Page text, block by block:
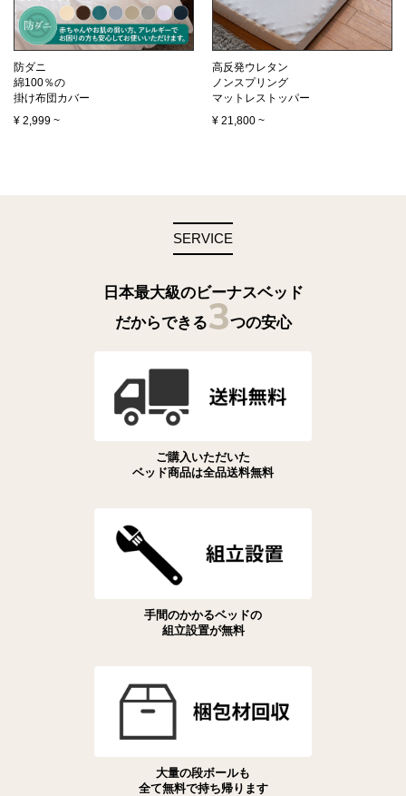
防ダニ
綿100％の
掛け布団カバー
¥ 2,999 ~
高反発ウレタン
ノンスプリング
マットレストッパー
¥ 21,800 ~
SERVICE
日本最大級のビーナスベッド
だからできる3つの安心
ご購入いただいた
ベッド商品は全品送料無料
手間のかかるベッドの
組立設置が無料
大量の段ボールも
全て無料で持ち帰ります